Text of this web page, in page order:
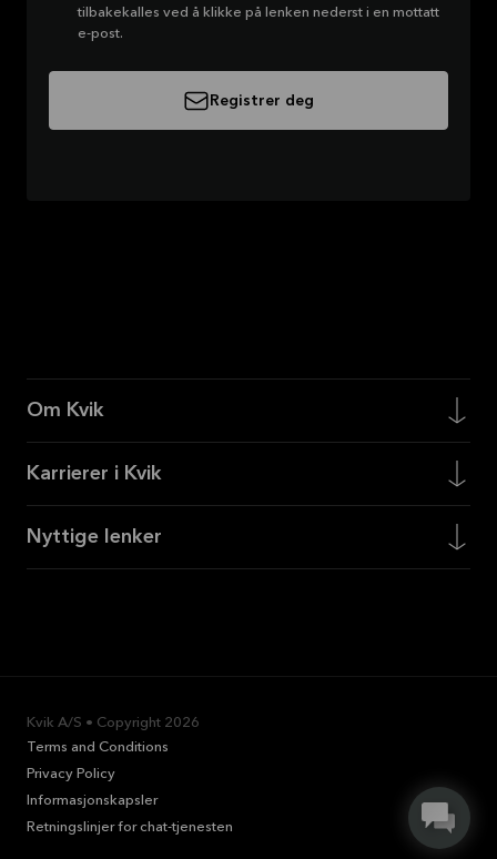
tilbakekalles ved å klikke på lenken nederst i en mottatt
e-post.
Registrer deg
Om Kvik
Karrierer i Kvik
Nyttige lenker
Kvik A/S • Copyright 2026
Terms and Conditions
Privacy Policy
Informasjonskapsler
Retningslinjer for chat-tjenesten